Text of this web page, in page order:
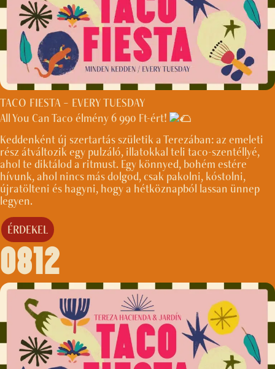
TACO FIESTA – EVERY TUESDAY
All You Can Taco élmény 6 990 Ft-ért!
Keddenként új szertartás születik a Terezában: az emeleti
rész átváltozik egy pulzáló, illatokkal teli taco-szentéllyé,
ahol te diktálod a ritmust. Egy könnyed, bohém estére
hívunk, ahol nincs más dolgod, csak pakolni, kóstolni,
újratölteni és hagyni, hogy a hétköznapból lassan ünnep
legyen.
ÉRDEKEL
0812